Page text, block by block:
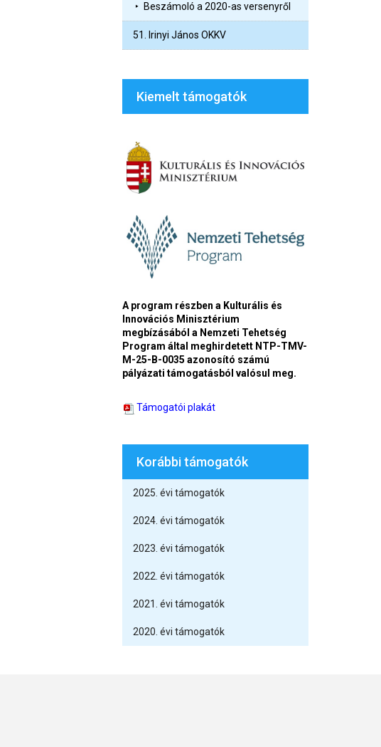
Beszámoló a 2020-as versenyről
51. Irinyi János OKKV
Kiemelt támogatók
A program részben a Kulturális és
Innovációs Minisztérium
megbízásából a Nemzeti Tehetség
Program által meghirdetett NTP-TMV-
M-25-B-0035 azonosító számú
pályázati támogatásból valósul meg.
Támogatói plakát
Korábbi támogatók
2025. évi támogatók
2024. évi támogatók
2023. évi támogatók
2022. évi támogatók
2021. évi támogatók
2020. évi támogatók